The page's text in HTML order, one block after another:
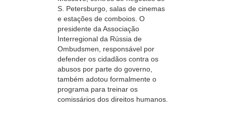
S. Petersburgo, salas de cinemas
e estações de comboios. O
presidente da Associação
Interregional da Rússia de
Ombudsmen, responsável por
defender os cidadãos contra os
abusos por parte do governo,
também adotou formalmente o
programa para treinar os
comissários dos direitos humanos.